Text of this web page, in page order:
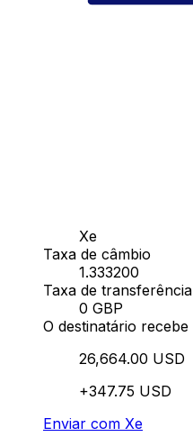
Xe
Taxa de câmbio
1.333200
Taxa de transferência
0 GBP
O destinatário recebe
26,664.00 USD
+347.75 USD
Enviar com Xe